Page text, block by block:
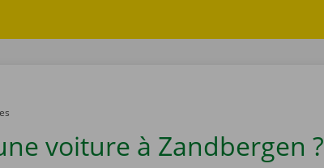
voiture à Zandbergen ?